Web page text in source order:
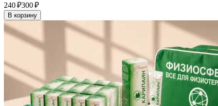
240 ₽300 ₽
В корзину